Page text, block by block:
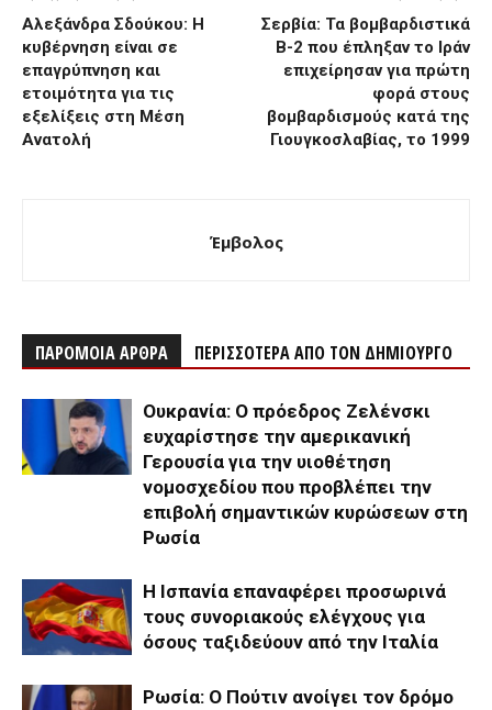
Αλεξάνδρα Σδούκου: Η
κυβέρνηση είναι σε
επαγρύπνηση και
ετοιμότητα για τις
εξελίξεις στη Μέση
Ανατολή
Σερβία: Τα βομβαρδιστικά
Β-2 που έπληξαν το Ιράν
επιχείρησαν για πρώτη
φορά στους
βομβαρδισμούς κατά της
Γιουγκοσλαβίας, το 1999
Έμβολος
ΠΑΡΟΜΟΙΑ ΑΡΘΡΑ ΠΕΡΙΣΣΟΤΕΡΑ ΑΠΟ ΤΟΝ ΔΗΜΙΟΥΡΓΟ
Ουκρανία: Ο πρόεδρος Ζελένσκι
ευχαρίστησε την αμερικανική
Γερουσία για την υιοθέτηση
νομοσχεδίου που προβλέπει την
επιβολή σημαντικών κυρώσεων στη
Ρωσία
Η Ισπανία επαναφέρει προσωρινά
τους συνοριακούς ελέγχους για
όσους ταξιδεύουν από την Ιταλία
Ρωσία: Ο Πούτιν ανοίγει τον δρόμο